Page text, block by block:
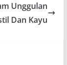
Unggulan
Dan Kayu